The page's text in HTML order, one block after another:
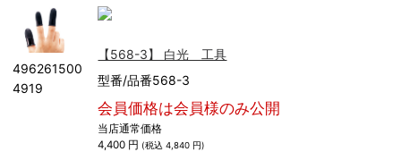
496261500
4919
【568-3】 白光 工具
型番/品番568-3
会員価格は会員様のみ公開
当店通常価格
4,400 円 (税込 4,840 円)